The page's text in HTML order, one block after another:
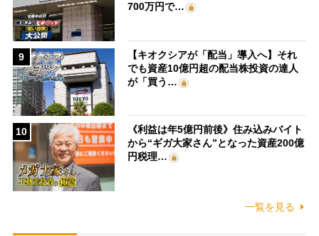
700万円で…
9
【キオクシアが「配当」導入へ】それ
でも資産10億円超の配当株投資の達人
が「買う…
10
《利益は年5億円前後》住み込みバイト
から“ギガ大家さん”となった資産200億
円税理…
一覧を見る